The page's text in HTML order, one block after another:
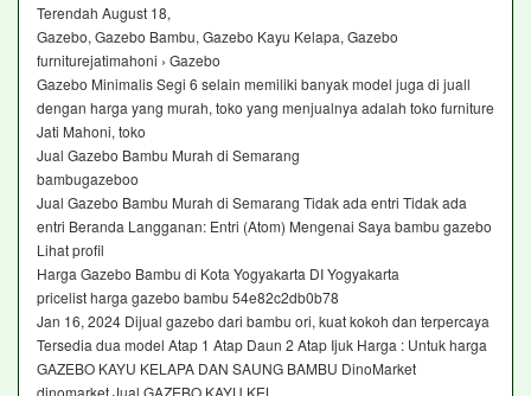
Terendah August 18,
Gazebo, Gazebo Bambu, Gazebo Kayu Kelapa, Gazebo
furniturejatimahoni › Gazebo
Gazebo Minimalis Segi 6 selain memiliki banyak model juga di juall
dengan harga yang murah, toko yang menjualnya adalah toko furniture
Jati Mahoni, toko
Jual Gazebo Bambu Murah di Semarang
bambugazeboo
Jual Gazebo Bambu Murah di Semarang Tidak ada entri Tidak ada
entri Beranda Langganan: Entri (Atom) Mengenai Saya bambu gazebo
Lihat profil
Harga Gazebo Bambu di Kota Yogyakarta DI Yogyakarta
pricelist harga gazebo bambu 54e82c2db0b78
Jan 16, 2024 Dijual gazebo dari bambu ori, kuat kokoh dan terpercaya
Tersedia dua model Atap 1 Atap Daun 2 Atap Ijuk Harga : Untuk harga
GAZEBO KAYU KELAPA DAN SAUNG BAMBU DinoMarket
dinomarket Jual GAZEBO KAYU KEL